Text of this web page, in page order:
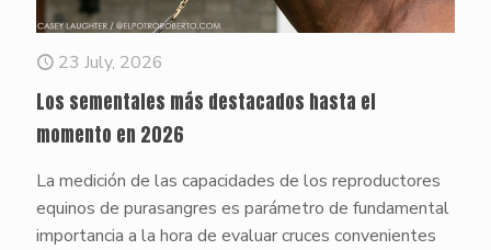
23 July, 2026
Los sementales más destacados hasta el
momento en 2026
La medición de las capacidades de los reproductores
equinos de purasangres es parámetro de fundamental
importancia a la hora de evaluar cruces convenientes